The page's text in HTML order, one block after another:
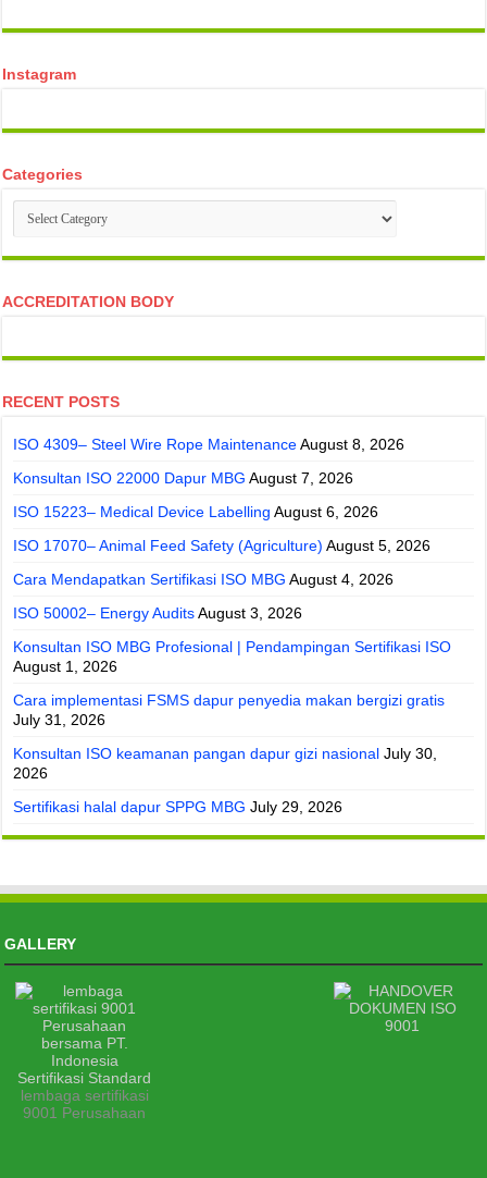
temp mail
Instagram
Categories
Categories
ACCREDITATION BODY
RECENT POSTS
ISO 4309– Steel Wire Rope Maintenance August 8, 2026
Konsultan ISO 22000 Dapur MBG August 7, 2026
ISO 15223– Medical Device Labelling August 6, 2026
ISO 17070– Animal Feed Safety (Agriculture) August 5, 2026
Cara Mendapatkan Sertifikasi ISO MBG August 4, 2026
ISO 50002– Energy Audits August 3, 2026
Konsultan ISO MBG Profesional | Pendampingan Sertifikasi ISO
August 1, 2026
Cara implementasi FSMS dapur penyedia makan bergizi gratis
July 31, 2026
Konsultan ISO keamanan pangan dapur gizi nasional July 30,
2026
Sertifikasi halal dapur SPPG MBG July 29, 2026
GALLERY
lembaga sertifikasi
9001 Perusahaan